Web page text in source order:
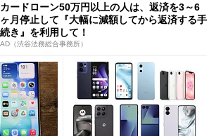
カードローン50万円以上の人は、返済を3～6
ヶ月停止して『大幅に減額してから返済する手
続き』を利用して！
AD（渋谷法務総合事務所）